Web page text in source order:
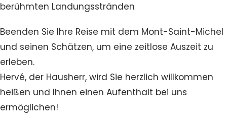
berühmten Landungsstränden
Beenden Sie Ihre Reise mit dem Mont-Saint-Michel
und seinen Schätzen, um eine zeitlose Auszeit zu
erleben.
Hervé, der Hausherr, wird Sie herzlich willkommen
heißen und Ihnen einen Aufenthalt bei uns
ermöglichen!